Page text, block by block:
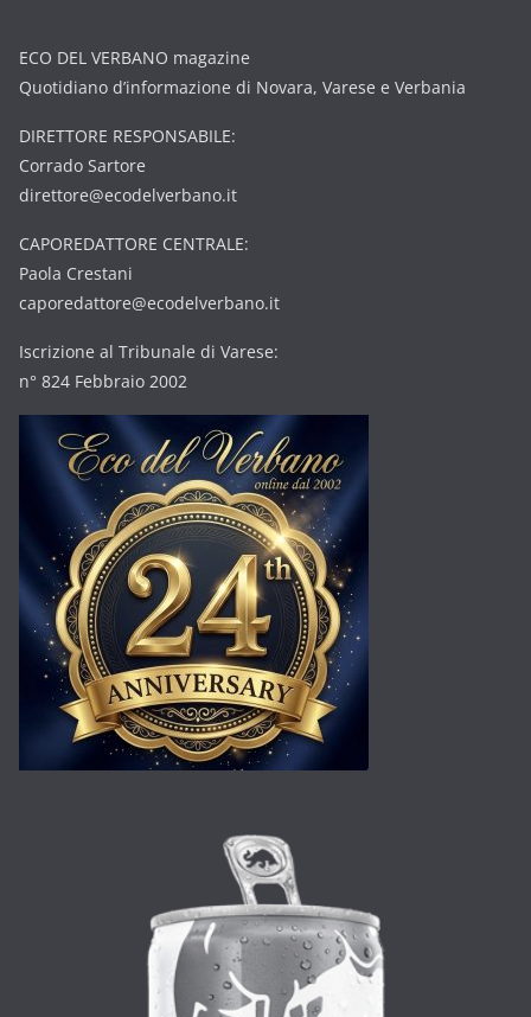
ECO DEL VERBANO magazine
Quotidiano d’informazione di Novara, Varese e Verbania
DIRETTORE RESPONSABILE:
Corrado Sartore
direttore@ecodelverbano.it
CAPOREDATTORE CENTRALE:
Paola Crestani
caporedattore@ecodelverbano.it
Iscrizione al Tribunale di Varese:
n° 824 Febbraio 2002